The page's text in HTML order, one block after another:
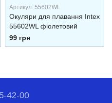
Артикул: 55602WL
Окуляри для плавання Intex
55602WL фіолетовий
99 грн
42-00